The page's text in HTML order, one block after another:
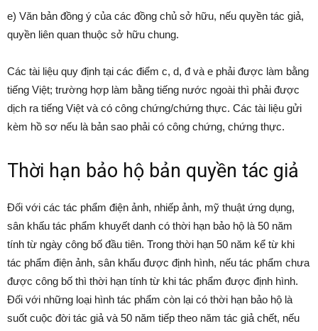
e) Văn bản đồng ý của các đồng chủ sở hữu, nếu quyền tác giả,
quyền liên quan thuộc sở hữu chung.
Các tài liệu quy định tại các điểm c, d, đ và e phải được làm bằng
tiếng Việt; trường hợp làm bằng tiếng nước ngoài thì phải được
dịch ra tiếng Việt và có công chứng/chứng thực. Các tài liệu gửi
kèm hồ sơ nếu là bản sao phải có công chứng, chứng thực.
Thời hạn bảo hộ bản quyền tác giả
Đối với các tác phẩm điện ảnh, nhiếp ảnh, mỹ thuật ứng dụng,
sân khấu tác phẩm khuyết danh có thời hạn bảo hộ là 50 năm
tính từ ngày công bố đầu tiên. Trong thời hạn 50 năm kể từ khi
tác phẩm điện ảnh, sân khấu được định hình, nếu tác phẩm chưa
được công bố thì thời hạn tính từ khi tác phẩm được định hình.
Đối với những loại hình tác phẩm còn lại có thời hạn bảo hộ là
suốt cuộc đời tác giả và 50 năm tiếp theo năm tác giả chết, nếu